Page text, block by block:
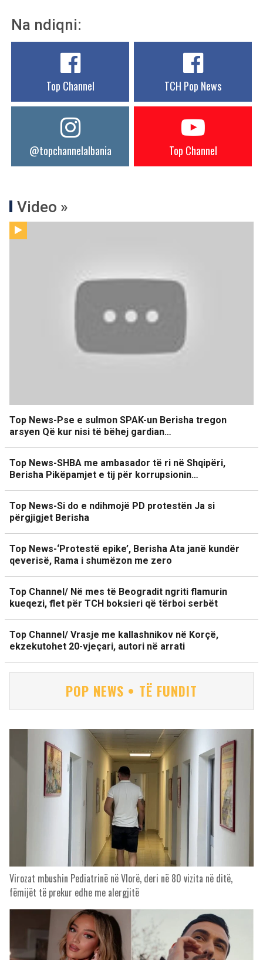
Na ndiqni:
Top Channel TCH Pop News
@topchannelalbania Top Channel
Video »
Top News-Pse e sulmon SPAK-un Berisha tregon
arsyen Që kur nisi të bëhej gardian…
Top News-SHBA me ambasador të ri në Shqipëri,
Berisha Pikëpamjet e tij për korrupsionin…
Top News-Si do e ndihmojë PD protestën Ja si
përgjigjet Berisha
Top News-‘Protestë epike’, Berisha Ata janë kundër
qeverisë, Rama i shumëzon me zero
Top Channel/ Në mes të Beogradit ngriti flamurin
kueqezi, flet për TCH boksieri që tërboi serbët
Top Channel/ Vrasje me kallashnikov në Korçë,
ekzekutohet 20-vjeçari, autori në arrati
POP NEWS • TË FUNDIT
Virozat mbushin Pediatrinë në Vlorë, deri në 80 vizita në ditë,
fëmijët të prekur edhe me alergjitë